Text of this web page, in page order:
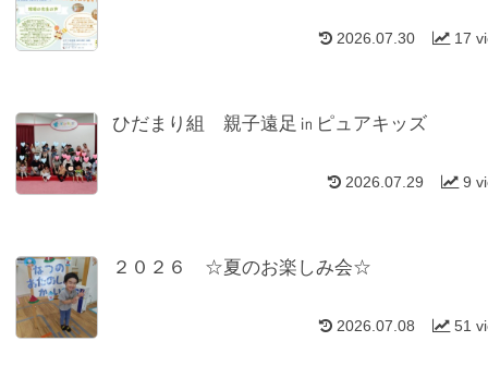
17
2026.07.30
ひだまり組 親子遠足㏌ピュアキッズ
9
2026.07.29
２０２６ ☆夏のお楽しみ会☆
51
2026.07.08